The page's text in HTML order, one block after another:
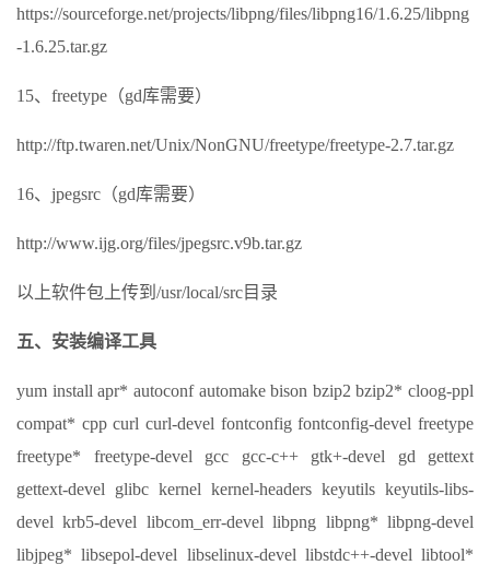
https://sourceforge.net/projects/libpng/files/libpng16/1.6.25/libpng
-1.6.25.tar.gz
15、freetype（gd库需要）
http://ftp.twaren.net/Unix/NonGNU/freetype/freetype-2.7.tar.gz
16、jpegsrc（gd库需要）
http://www.ijg.org/files/jpegsrc.v9b.tar.gz
以上软件包上传到/usr/local/src目录
五、安装编译工具
yum install apr* autoconf automake bison bzip2 bzip2* cloog-ppl
compat* cpp curl curl-devel fontconfig fontconfig-devel freetype
freetype* freetype-devel gcc gcc-c++ gtk+-devel gd gettext
gettext-devel glibc kernel kernel-headers keyutils keyutils-libs-
devel krb5-devel libcom_err-devel libpng libpng* libpng-devel
libjpeg* libsepol-devel libselinux-devel libstdc++-devel libtool*